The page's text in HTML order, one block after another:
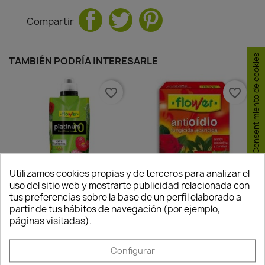
Compartir
TAMBIÉN PODRÍA INTERESARLE
Abono Líquido Platinum 10
10,27 €
favorite_border
Anti-Oídio Fungicida 10ml
favorite_border
Utilizamos cookies propias y de terceros para analizar el
uso del sitio web y mostrarte publicidad relacionada con
tus preferencias sobre la base de un perfil elaborado a
partir de tus hábitos de navegación (por ejemplo,
páginas visitadas).
Configurar
Consentimiento de cookies